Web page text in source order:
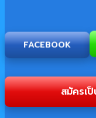
FACEBOOK
สมัครเ